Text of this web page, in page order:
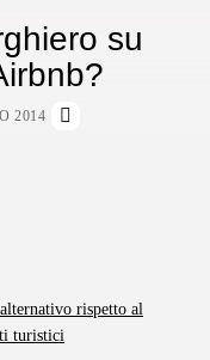
su
2014
rispetto al
turistici